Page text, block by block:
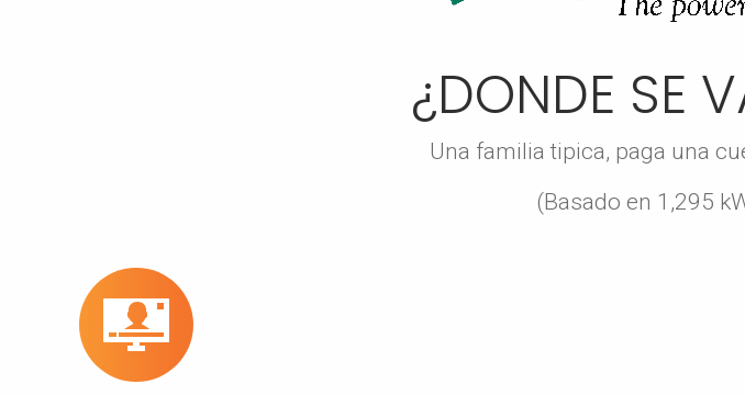
¿DONDE SE
Una familia tipica, paga una
(Basado en 1,295